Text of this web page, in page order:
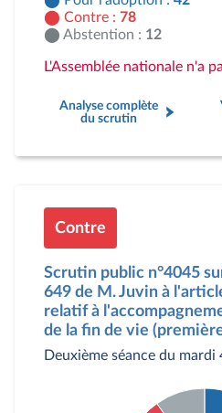
Contre : 78
Abstention : 12
L'Assemblée nationale n'a
Analyse complète
du scrutin
Contre
Scrutin public n°4045
649 de M. Juvin à
relatif à
de la fin de vie
Deuxième séance du